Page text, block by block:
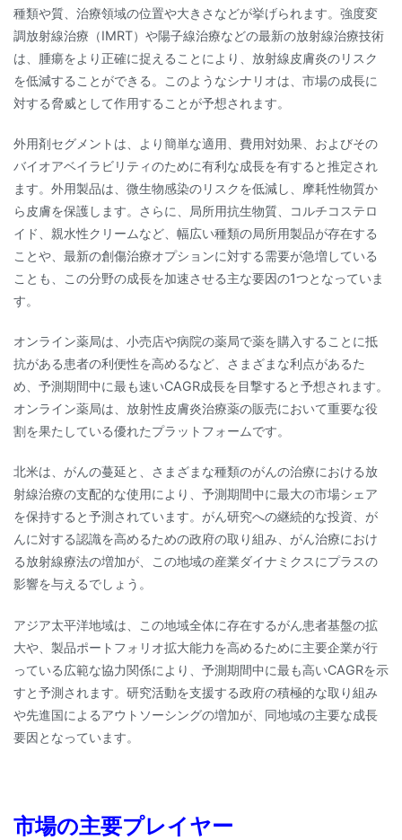
種類や質、治療領域の位置や大きさなどが挙げられます。強度変
調放射線治療（IMRT）や陽子線治療などの最新の放射線治療技術
は、腫瘍をより正確に捉えることにより、放射線皮膚炎のリスク
を低減することができる。このようなシナリオは、市場の成長に
対する脅威として作用することが予想されます。
外用剤セグメントは、より簡単な適用、費用対効果、およびその
バイオアベイラビリティのために有利な成長を有すると推定され
ます。外用製品は、微生物感染のリスクを低減し、摩耗性物質か
ら皮膚を保護します。さらに、局所用抗生物質、コルチコステロ
イド、親水性クリームなど、幅広い種類の局所用製品が存在する
ことや、最新の創傷治療オプションに対する需要が急増している
ことも、この分野の成長を加速させる主な要因の1つとなっていま
す。
オンライン薬局は、小売店や病院の薬局で薬を購入することに抵
抗がある患者の利便性を高めるなど、さまざまな利点があるた
め、予測期間中に最も速いCAGR成長を目撃すると予想されます。
オンライン薬局は、放射性皮膚炎治療薬の販売において重要な役
割を果たしている優れたプラットフォームです。
北米は、がんの蔓延と、さまざまな種類のがんの治療における放
射線治療の支配的な使用により、予測期間中に最大の市場シェア
を保持すると予測されています。がん研究への継続的な投資、が
んに対する認識を高めるための政府の取り組み、がん治療におけ
る放射線療法の増加が、この地域の産業ダイナミクスにプラスの
影響を与えるでしょう。
アジア太平洋地域は、この地域全体に存在するがん患者基盤の拡
大や、製品ポートフォリオ拡大能力を高めるために主要企業が行
っている広範な協力関係により、予測期間中に最も高いCAGRを示
すと予測されます。研究活動を支援する政府の積極的な取り組み
や先進国によるアウトソーシングの増加が、同地域の主要な成長
要因となっています。
市場の主要プレイヤー